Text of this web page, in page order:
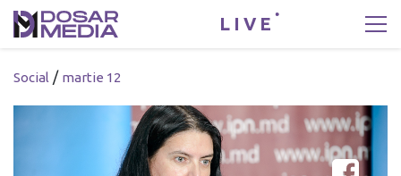
LIVE
Social / martie 12